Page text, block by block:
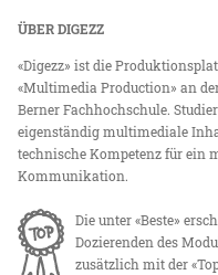
ÜBER DIGEZZ
«Digezz» ist die
«Multimedia Production» an
Berner Fachhochschule.
eigenständig multimediale
technische Kompetenz für ein
Kommunikation.
Die unter «Beste»
Dozierenden des
zusätzlich mit der